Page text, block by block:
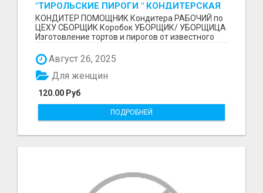
"ТИРОЛЬСКИЕ ПИРОГИ " КОНДИТЕРСКАЯ
ФАБРИКА "КРУГ "
КОНДИТЕР ПОМОЩНИК Кондитера РАБОЧИЙ по
ЦЕХУ СБОРЩИК Коробок УБОРЩИК/ УБОРЩИЦА
Изготовление тортов и пирогов от известного
Август 26, 2025
120.00 Руб
Для женщин
ПОДРОБНЕЙ